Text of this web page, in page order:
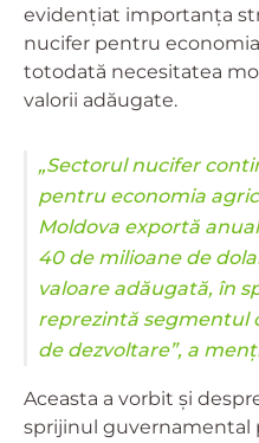
evidențiat importanța
nucifer pentru
totodată necesitatea
valorii adăugate.
„Sectorul nucifer
pentru economia
Moldova exportă
40 de milioane de
valoare adăugată, în
reprezintă segmentul
de dezvoltare”, a
Aceasta a vorbit și
sprijinul guvernamental